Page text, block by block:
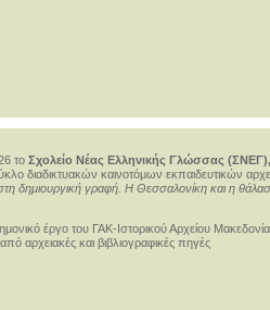
το Σχολείο Νέας Ελληνικής Γλώσσας
διαδικτυακών καινοτόμων εκπαιδευτικών
δημιουργική γραφή. Η Θεσσαλονίκη και η
έργο του ΓΑΚ-Ιστορικού Αρχείου
αρχειακές και βιβλιογραφικές πηγές